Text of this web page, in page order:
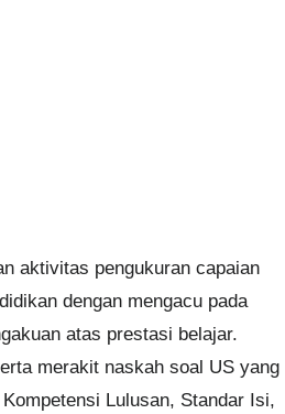
aktivitas pengukuran capaian
dengan mengacu pada
atas prestasi belajar.
merakit naskah soal US yang
Lulusan, Standar Isi,